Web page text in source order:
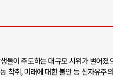
들이 주도하는 대규모 시위가 벌어졌
착취, 미래에 대한 불안 등 신자유주
기